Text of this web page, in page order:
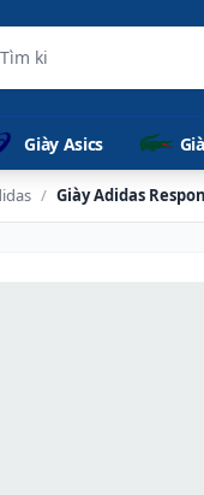
phẩm chính
Giày Asics
/ Giày Adidas